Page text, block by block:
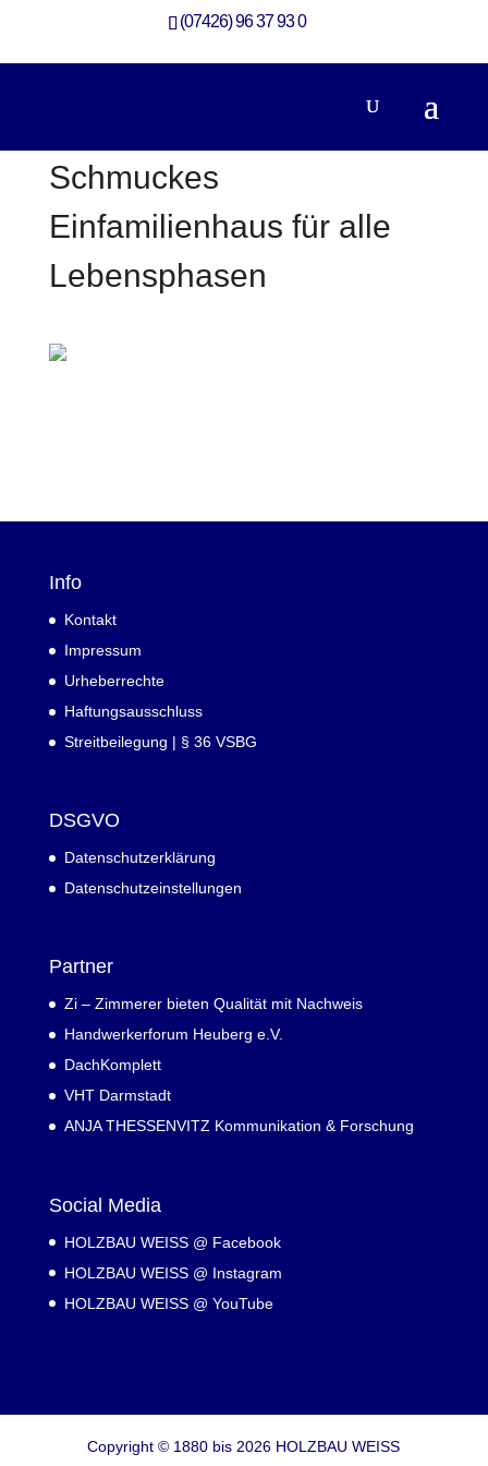
(07426) 96 37 93 0
Schmuckes
Einfamilienhaus für alle
Lebensphasen
Info
Kontakt
Impressum
Urheberrechte
Haftungsausschluss
Streitbeilegung | § 36 VSBG
DSGVO
Datenschutzerklärung
Datenschutzeinstellungen
Partner
Zi – Zimmerer bieten Qualität mit Nachweis
Handwerkerforum Heuberg e.V.
DachKomplett
VHT Darmstadt
ANJA THESSENVITZ Kommunikation & Forschung
Social Media
HOLZBAU WEISS @ Facebook
HOLZBAU WEISS @ Instagram
HOLZBAU WEISS @ YouTube
Copyright © 1880 bis 2026 HOLZBAU WEISS